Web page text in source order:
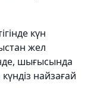
күн
жел
шығысында
күндіз найзағай